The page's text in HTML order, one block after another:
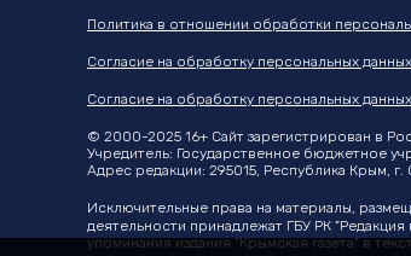
Политика в отношении обработки
Согласие на обработку персональных
Согласие на обработку персональных
© 2000-2025 16+ Сайт зарегистрирован в
Учредитель: Государственное бюджетное
Адрес редакции: 295015, Республика Крым,
Исключительные права на материалы,
деятельности принадлежат ГБУ РК
упоминания издания "Крымская газета" в